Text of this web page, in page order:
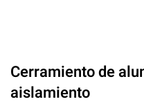
Cerramiento de
aislamiento